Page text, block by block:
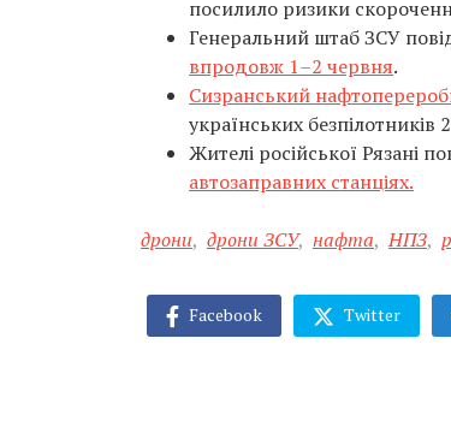
посилило ризики
Генеральний штаб ЗСУ
впродовж 1–2 червня.
Сизранський
українських безпілотників
Жителі російської Рязані
автозаправних станціях.
дрони, дрони ЗСУ, нафта, НПЗ,
Facebook Twitter